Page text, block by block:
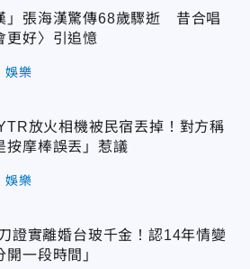
」張海漢驚傳68歲驟逝 昔合唱
更好〉引追憶
娛樂
放火相機被民宿丟掉！對方稱
按摩棒誤丟」惹議
娛樂
證實離婚台玻千金！認14年情變
開一段時間」